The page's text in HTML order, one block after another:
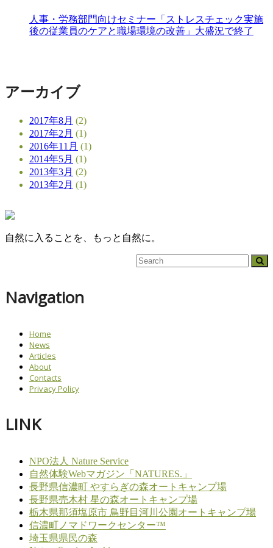
人事・労務部門向けセミナー「ストレスチェック実施
後の従業員のケアと職場環境の改善」大盛況で終了
アーカイブ
2017年8月 (2)
2017年2月 (1)
2016年11月 (1)
2014年5月 (1)
2013年3月 (2)
2013年2月 (1)
自然に入ることを、もっと自然に。
Navigation
Home
News
Articles
About
Contacts
Privacy Policy
LINK
NPO法人 Nature Service
自然体験Webマガジン「NATURES.」
長野県信濃町 やすらぎの森オートキャンプ場
長野県売木村 星の森オートキャンプ場
栃木県那須塩原市 鳥野目河川公園オートキャンプ場
信濃町ノマドワークセンター™
埼玉県県民の森